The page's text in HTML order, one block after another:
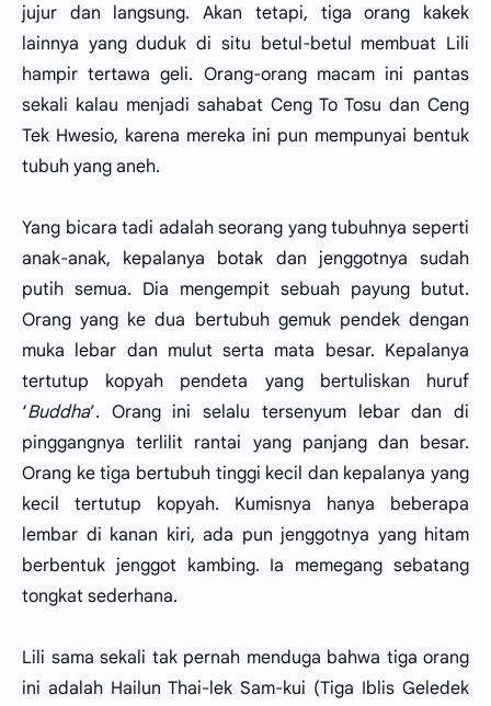
jujur dan langsung. Akan tetapi, tiga orang kakek
lainnya yang duduk di situ betul-betul membuat Lili
hampir tertawa geli. Orang-orang macam ini pantas
sekali kalau menjadi sahabat Ceng To Tosu dan Ceng
Tek Hwesio, karena mereka ini pun mempunyai bentuk
tubuh yang aneh.
Yang bicara tadi adalah seorang yang tubuhnya seperti
anak-anak, kepalanya botak dan jenggotnya sudah
putih semua. Dia mengempit sebuah payung butut.
Orang yang ke dua bertubuh gemuk pendek dengan
muka lebar dan mulut serta mata besar. Kepalanya
tertutup kopyah pendeta yang bertuliskan huruf
‘Buddha’. Orang ini selalu tersenyum lebar dan di
pinggangnya terlilit rantai yang panjang dan besar.
Orang ke tiga bertubuh tinggi kecil dan kepalanya yang
kecil tertutup kopyah. Kumisnya hanya beberapa
lembar di kanan kiri, ada pun jenggotnya yang hitam
berbentuk jenggot kambing. Ia memegang sebatang
tongkat sederhana.
Lili sama sekali tak pernah menduga bahwa tiga orang
ini adalah Hailun Thai-lek Sam-kui (Tiga Iblis Geledek